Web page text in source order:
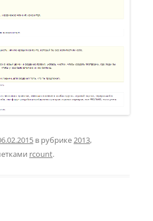
в рубрике2013,
rcount.